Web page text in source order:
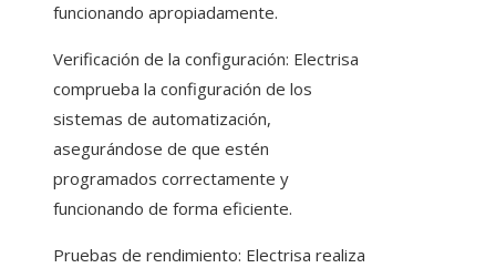
funcionando apropiadamente.
Verificación de la configuración: Electrisa
comprueba la configuración de los
sistemas de automatización,
asegurándose de que estén
programados correctamente y
funcionando de forma eficiente.
Pruebas de rendimiento: Electrisa realiza